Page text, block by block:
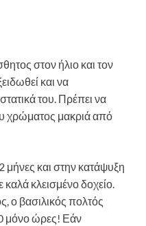
στον ήλιο και τον
και να
του. Πρέπει να
χρώματος μακριά από
μήνες και στην κατάψυξη
κλεισμένο δοχείο.
ο βασιλικός πολτός
μόνο ώρες! Εάν